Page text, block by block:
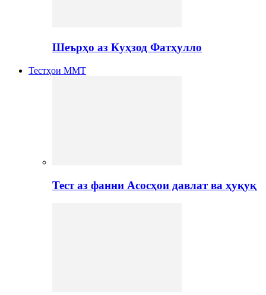
Шеърҳо аз Куҳзод Фатҳулло
Тестҳои ММТ
Тест аз фанни Асосҳои давлат ва ҳуқуқ